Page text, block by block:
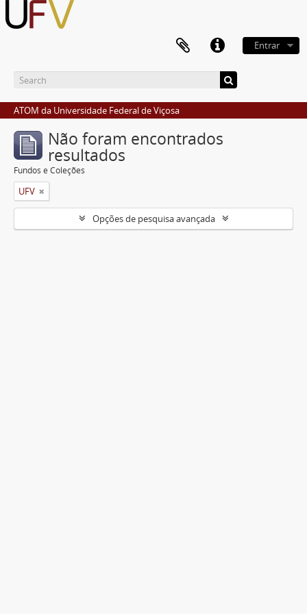
Entrar
ATOM da Universidade Federal de Viçosa
Não foram encontrados
resultados
Fundos e Coleções
UFV
Opções de pesquisa avançada